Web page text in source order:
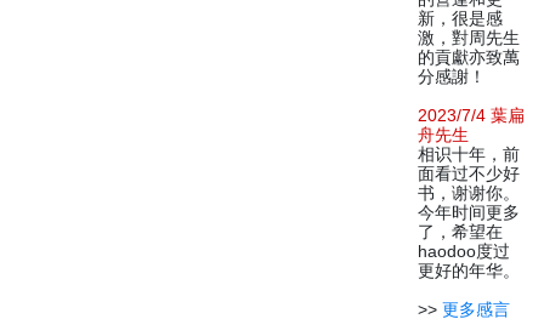
新，很是感
激，對周先生
的貢獻亦致萬
分感謝！
2023/7/4 葉扁
舟先生
相识十年，前
面看过不少好
书，谢谢你。
今年时间更多
了，希望在
haodoo度过
更好的年华。
>> 更多感言